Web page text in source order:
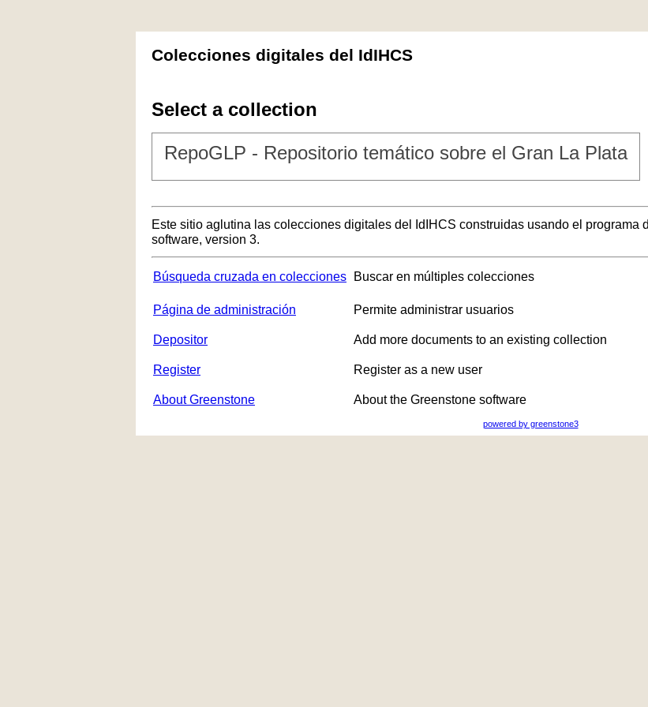
Colecciones digitales del IdIHCS
Select a collection
RepoGLP - Repositorio temático sobre el Gran La Plata
Este sitio aglutina las colecciones digitales del IdIHCS construidas usando el programa
software, version 3.
Búsqueda cruzada en colecciones Buscar en múltiples colecciones
Página de administración Permite administrar usuarios
Depositor Add more documents to an existing collection
Register Register as a new user
About Greenstone About the Greenstone software
powered by greenstone3